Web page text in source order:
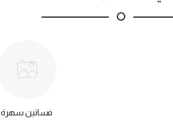
فساتين سهرة